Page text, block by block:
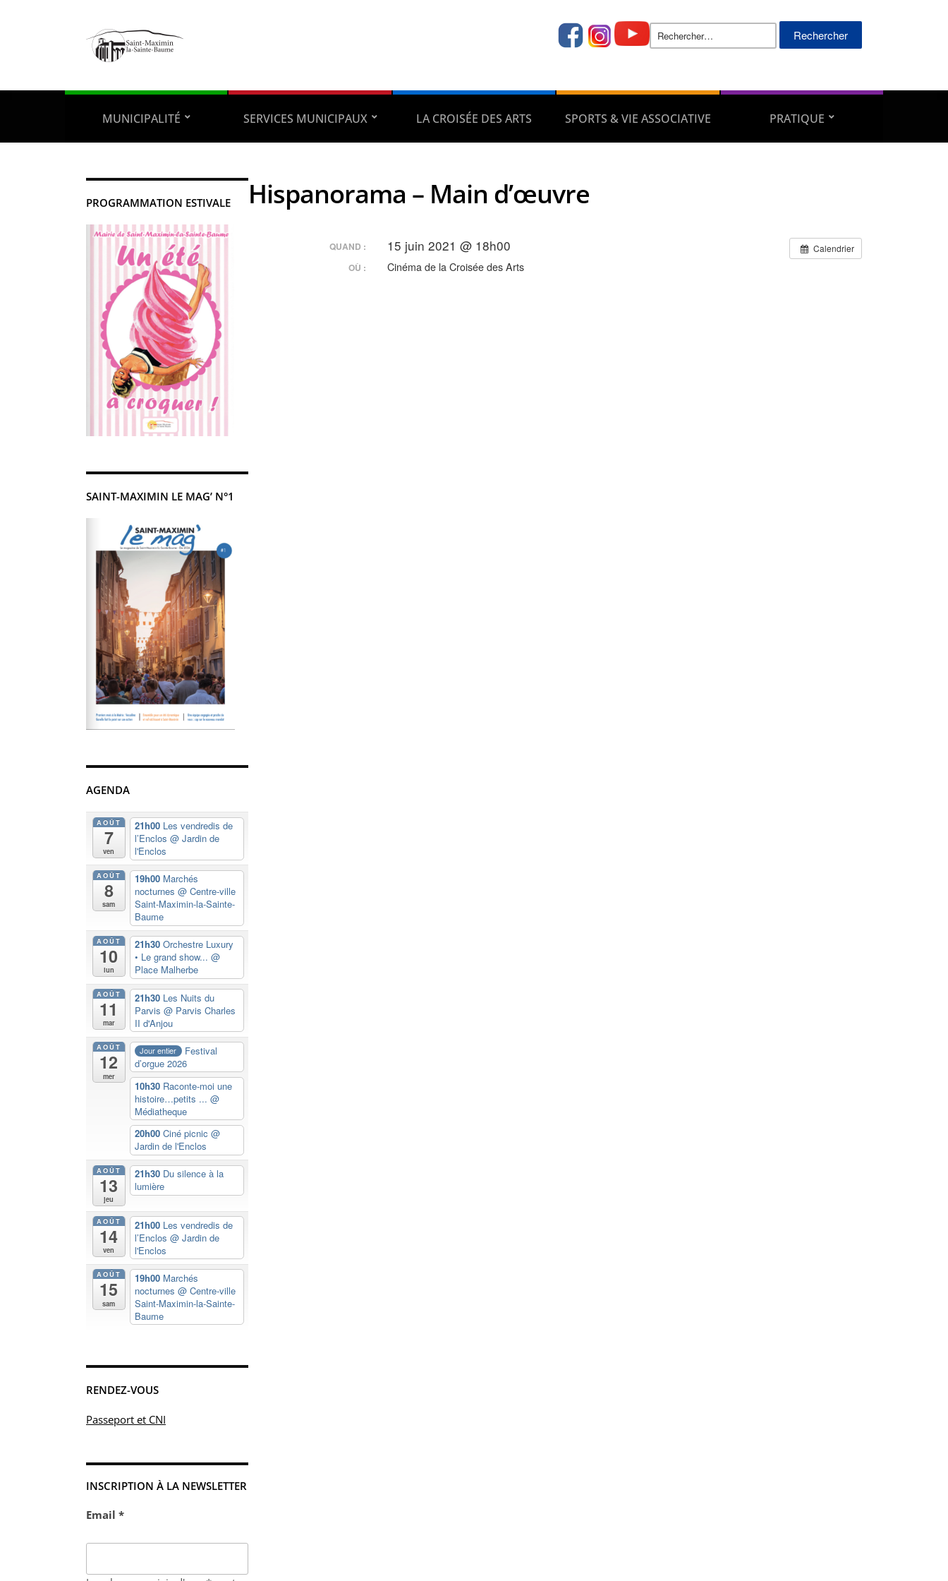
Rechercher :
MUNICIPALITÉ SERVICES MUNICIPAUX LA CROISÉE DES ARTS SPORTS & VIE ASSOCIATIVE PRATIQUE
PROGRAMMATION ESTIVALE
SAINT-MAXIMIN LE MAG’ N°1
AGENDA
AOÛT
7
ven
21h00 Les vendredis de
l’Enclos @ Jardin de
l'Enclos
AOÛT
8
sam
19h00 Marchés
nocturnes @ Centre-ville
Saint-Maximin-la-Sainte-
Baume
AOÛT
10
lun
21h30 Orchestre Luxury
• Le grand show... @
Place Malherbe
AOÛT
11
mar
21h30 Les Nuits du
Parvis @ Parvis Charles
II d'Anjou
AOÛT
12
mer
Jour entier
Festival
d’orgue 2026
10h30 Raconte-moi une
histoire…petits ... @
Médiatheque
20h00 Ciné picnic @
Jardin de l'Enclos
AOÛT
13
jeu
21h30 Du silence à la
lumière
AOÛT
14
ven
21h00 Les vendredis de
l’Enclos @ Jardin de
l'Enclos
AOÛT
15
sam
19h00 Marchés
nocturnes @ Centre-ville
Saint-Maximin-la-Sainte-
Baume
RENDEZ-VOUS
Passeport et CNI
INSCRIPTION À LA NEWSLETTER
Email *
Hispanorama – Main d’œuvre
Calendrier
QUAND : 15 juin 2021 @ 18h00
OÙ : Cinéma de la Croisée des Arts